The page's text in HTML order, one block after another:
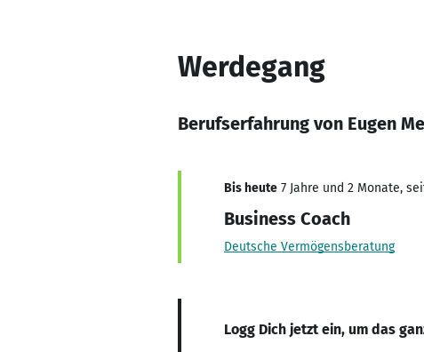
Werdegang
Berufserfahrung von Eugen
Bis heute 7 Jahre und 2 Monate,
Business Coach
Deutsche Vermögensberatung
Logg Dich jetzt ein, um das